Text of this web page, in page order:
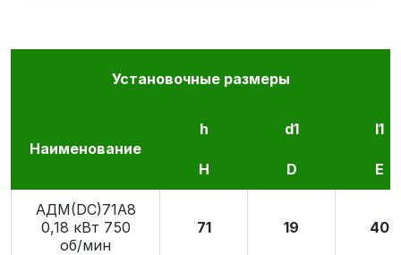
Установочные размеры
Наименование
h d1 l1
H D E
АДМ(DC)71А8
0,18 кВт 750
об/мин
71 19 40